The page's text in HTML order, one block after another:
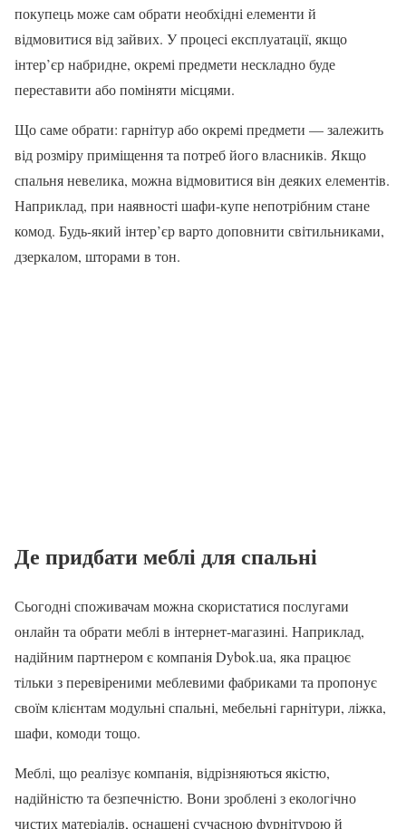
покупець може сам обрати необхідні елементи й
відмовитися від зайвих. У процесі експлуатації, якщо
інтер’єр набридне, окремі предмети нескладно буде
переставити або поміняти місцями.
Що саме обрати: гарнітур або окремі предмети — залежить
від розміру приміщення та потреб його власників. Якщо
спальня невелика, можна відмовитися він деяких елементів.
Наприклад, при наявності шафи-купе непотрібним стане
комод. Будь-який інтер’єр варто доповнити світильниками,
дзеркалом, шторами в тон.
Де придбати меблі для спальні
Сьогодні споживачам можна скористатися послугами
онлайн та обрати меблі в інтернет-магазині. Наприклад,
надійним партнером є компанія Dybok.ua, яка працює
тільки з перевіреними меблевими фабриками та пропонує
своїм клієнтам модульні спальні, мебельні гарнітури, ліжка,
шафи, комоди тощо.
Меблі, що реалізує компанія, відрізняються якістю,
надійністю та безпечністю. Вони зроблені з екологічно
чистих матеріалів, оснащені сучасною фурнітурою й